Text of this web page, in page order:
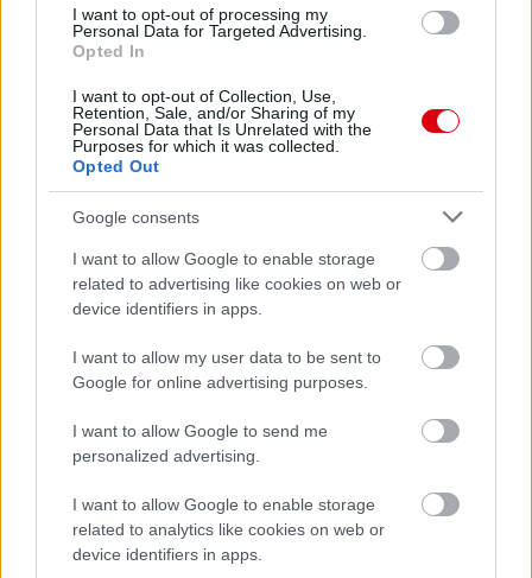
I want to opt-out of processing my
Personal Data for Targeted Advertising.
Opted In
I want to opt-out of Collection, Use,
Retention, Sale, and/or Sharing of my
Personal Data that Is Unrelated with the
Purposes for which it was collected.
Opted Out
Google consents
I want to allow Google to enable storage
related to advertising like cookies on web or
device identifiers in apps.
I want to allow my user data to be sent to
Google for online advertising purposes.
I want to allow Google to send me
personalized advertising.
I want to allow Google to enable storage
related to analytics like cookies on web or
device identifiers in apps.
Nya Ullevi, Göteborg
2026-08-08 17:00
1 nap 20 óra 49 perc 21 másodperc
Leeds UnitedvsManchester United
AC Milan Manchester United
ELŐZŐ MÉRKŐZÉSEK
Támogatás
Támogasd adományoddal
a ManUtdFanatics.hu működését!